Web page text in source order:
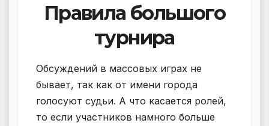
Правила большого
турнира
Обсуждений в массовых играх не
бывает, так как от имени города
голосуют судьи. А что касается ролей,
то если участников намного больше